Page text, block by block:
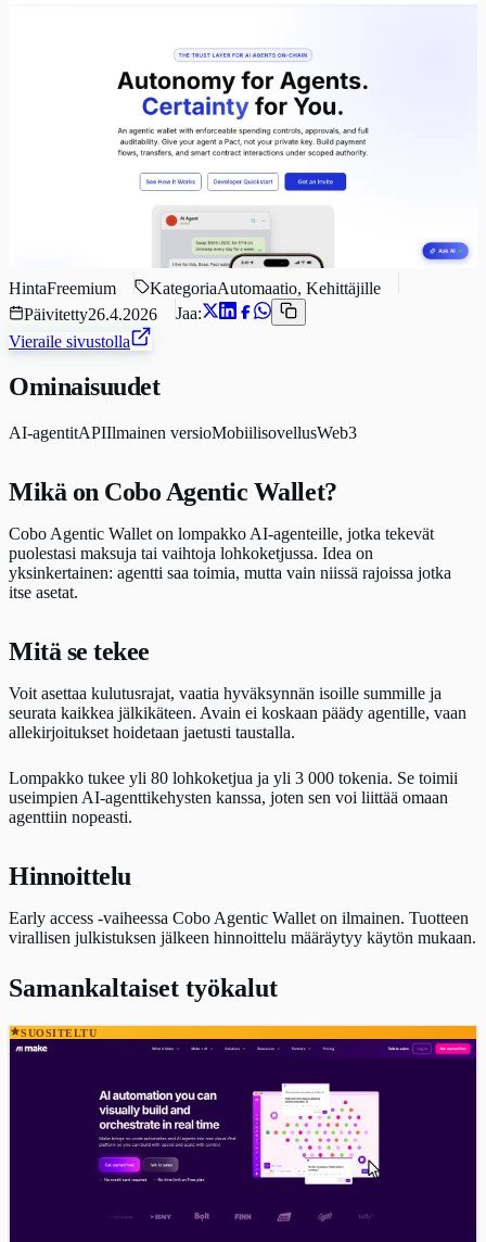
HintaFreemium KategoriaAutomaatio, Kehittäjille
Päivitetty26.4.2026
Jaa:
Vieraile sivustolla
Ominaisuudet
AI-agentitAPIIlmainen versioMobiilisovellusWeb3
Mikä on Cobo Agentic Wallet?
Cobo Agentic Wallet on lompakko AI-agenteille, jotka tekevät
puolestasi maksuja tai vaihtoja lohkoketjussa. Idea on
yksinkertainen: agentti saa toimia, mutta vain niissä rajoissa jotka
itse asetat.
Mitä se tekee
Voit asettaa kulutusrajat, vaatia hyväksynnän isoille summille ja
seurata kaikkea jälkikäteen. Avain ei koskaan päädy agentille, vaan
allekirjoitukset hoidetaan jaetusti taustalla.
Lompakko tukee yli 80 lohkoketjua ja yli 3 000 tokenia. Se toimii
useimpien AI-agenttikehysten kanssa, joten sen voi liittää omaan
agenttiin nopeasti.
Hinnoittelu
Early access -vaiheessa Cobo Agentic Wallet on ilmainen. Tuotteen
virallisen julkistuksen jälkeen hinnoittelu määräytyy käytön mukaan.
Samankaltaiset työkalut
SUOSITELTU